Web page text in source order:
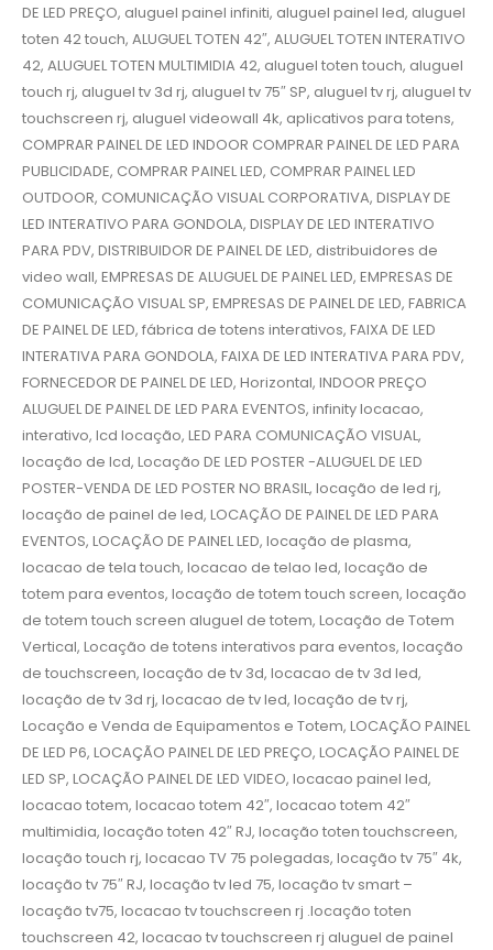
DE LED PREÇO, aluguel painel infiniti, aluguel painel led, aluguel
toten 42 touch, ALUGUEL TOTEN 42″, ALUGUEL TOTEN INTERATIVO
42, ALUGUEL TOTEN MULTIMIDIA 42, aluguel toten touch, aluguel
touch rj, aluguel tv 3d rj, aluguel tv 75″ SP, aluguel tv rj, aluguel tv
touchscreen rj, aluguel videowall 4k, aplicativos para totens,
COMPRAR PAINEL DE LED INDOOR COMPRAR PAINEL DE LED PARA
PUBLICIDADE, COMPRAR PAINEL LED, COMPRAR PAINEL LED
OUTDOOR, COMUNICAÇÃO VISUAL CORPORATIVA, DISPLAY DE
LED INTERATIVO PARA GONDOLA, DISPLAY DE LED INTERATIVO
PARA PDV, DISTRIBUIDOR DE PAINEL DE LED, distribuidores de
video wall, EMPRESAS DE ALUGUEL DE PAINEL LED, EMPRESAS DE
COMUNICAÇÃO VISUAL SP, EMPRESAS DE PAINEL DE LED, FABRICA
DE PAINEL DE LED, fábrica de totens interativos, FAIXA DE LED
INTERATIVA PARA GONDOLA, FAIXA DE LED INTERATIVA PARA PDV,
FORNECEDOR DE PAINEL DE LED, Horizontal, INDOOR PREÇO
ALUGUEL DE PAINEL DE LED PARA EVENTOS, infinity locacao,
interativo, lcd locação, LED PARA COMUNICAÇÃO VISUAL,
locação de lcd, Locação DE LED POSTER -ALUGUEL DE LED
POSTER-VENDA DE LED POSTER NO BRASIL, locação de led rj,
locação de painel de led, LOCAÇÃO DE PAINEL DE LED PARA
EVENTOS, LOCAÇÃO DE PAINEL LED, locação de plasma,
locacao de tela touch, locacao de telao led, locação de
totem para eventos, locação de totem touch screen, locação
de totem touch screen aluguel de totem, Locação de Totem
Vertical, Locação de totens interativos para eventos, locação
de touchscreen, locação de tv 3d, locacao de tv 3d led,
locação de tv 3d rj, locacao de tv led, locação de tv rj,
Locação e Venda de Equipamentos e Totem, LOCAÇÃO PAINEL
DE LED P6, LOCAÇÃO PAINEL DE LED PREÇO, LOCAÇÃO PAINEL DE
LED SP, LOCAÇÃO PAINEL DE LED VIDEO, locacao painel led,
locacao totem, locacao totem 42″, locacao totem 42″
multimidia, locação toten 42″ RJ, locação toten touchscreen,
locação touch rj, locacao TV 75 polegadas, locação tv 75″ 4k,
locação tv 75″ RJ, locação tv led 75, locação tv smart –
locação tv75, locacao tv touchscreen rj .locação toten
touchscreen 42, locacao tv touchscreen rj aluguel de painel